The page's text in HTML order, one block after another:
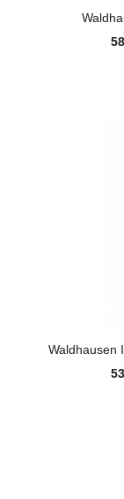
Waldhausen